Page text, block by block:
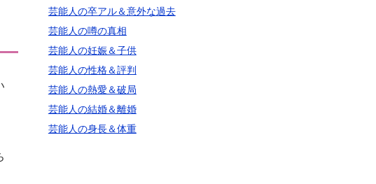
芸能人の卒アル＆意外な過去
芸能人の噂の真相
芸能人の妊娠＆子供
芸能人の性格＆評判
芸能人の熱愛＆破局
芸能人の結婚＆離婚
芸能人の身長＆体重